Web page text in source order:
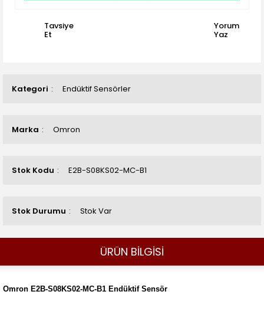
Kategori Endüktif Sensörler
Marka Omron
Stok Kodu E2B-S08KS02-MC-B1
Stok Durumu Stok Var
Tavsiye
Et
Yorum
Yaz
ÜRÜN BİLGİSİ
Omron E2B-S08KS02-MC-B1 Endüktif Sensör